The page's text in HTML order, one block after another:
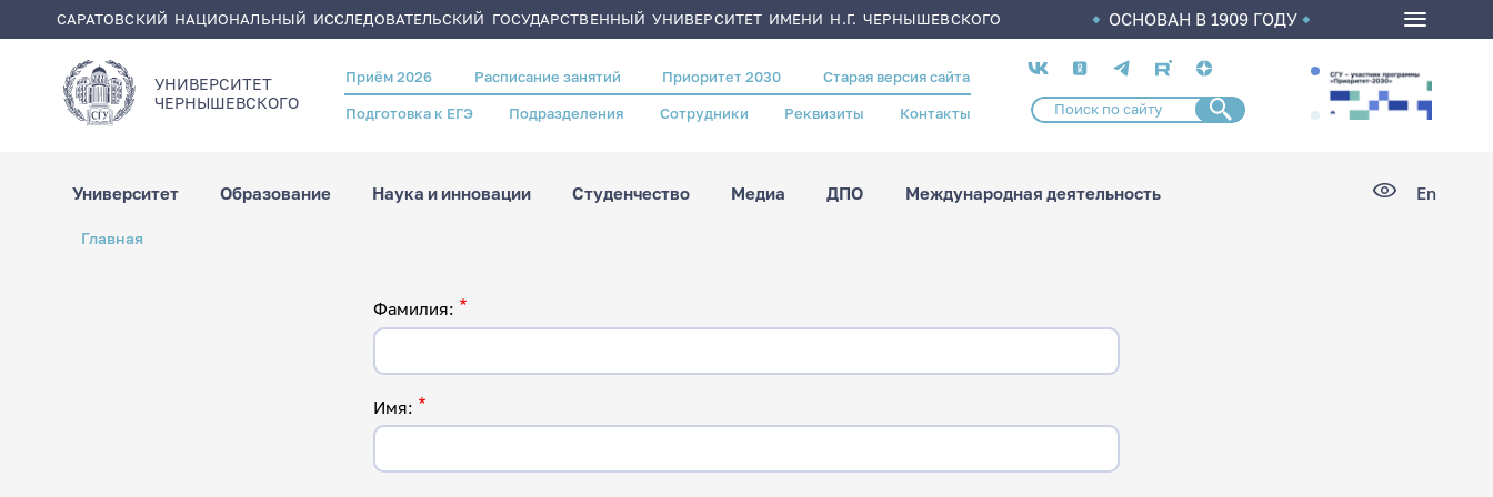
САРАТОВСКИЙ НАЦИОНАЛЬНЫЙ ИССЛЕДОВАТЕЛЬСКИЙ ГОСУДАРСТВЕННЫЙ УНИВЕРСИТЕТ ИМЕНИ Н.Г. ЧЕРНЫШЕВСКОГО ОСНОВАН В 1909 ГОДУ
УНИВЕРСИТЕТ
ЧЕРНЫШЕВСКОГO
Header
menu
Приём 2026 Расписание занятий Приоритет 2030 Старая версия сайта
Подготовка к ЕГЭ Подразделения Сотрудники Реквизиты Контакты
Социальные
сети
Университет Образование Наука и инновации Студенчество Медиа ДПО Международная деятельность En
Строка
навигации
Главная
Фамилия:
Имя: